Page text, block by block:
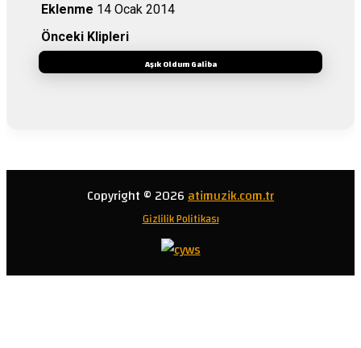
Eklenme 14 Ocak 2014
Önceki Klipleri
Aşık Oldum Galiba
Copyright © 2026atimuzik.com.tr
Gizlilik Politikası